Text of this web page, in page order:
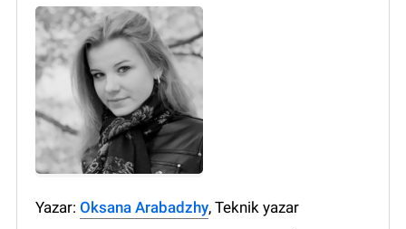
Yazar: Oksana Arabadzhy, Teknik yazar